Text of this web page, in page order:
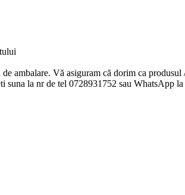
ambalare. Vă asiguram că dorim ca
suna la nr de tel 0728931752 sau WhatsApp